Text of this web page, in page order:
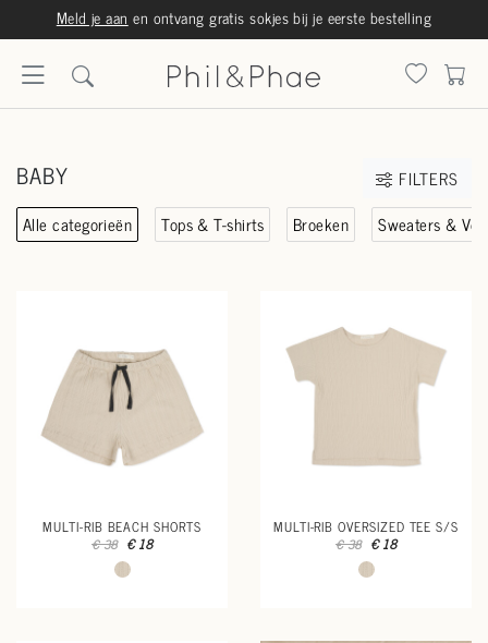
Meld je aan en ontvang gratis sokjes bij je eerste bestelling
BABY
FILTERS
Alle categorieën
Tops & T-shirts Broeken Sweaters &
MULTI-RIB BEACH SHORTS
€ 38 € 18
MULTI-RIB OVERSIZED TEE S/S
€ 38 € 18